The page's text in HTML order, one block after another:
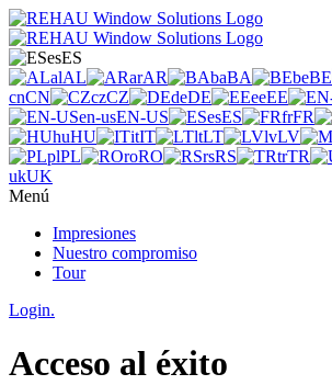
esES
alAL arAR baBA beBE
cnCN czCZ deDE eeEE
en-usEN-US esES frFR
huHU itIT ltLT lvLV
plPL roRO rsRS trTR
ukUK
Menú
Impresiones
Nuestro compromiso
Tour
Login.
Acceso al éxito